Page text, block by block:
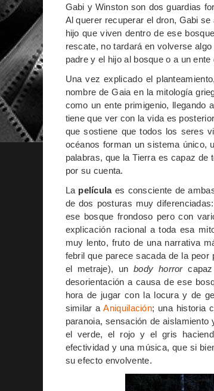
Gabi y Winston son dos guardias
Al querer recuperar el dron, Gabi
hijo que viven dentro de ese
rescate, no tardará en volverse
padre y el hijo al bosque o a un ente
Una vez explicado el
nombre de Gaia en la mitología
como un ente primigenio, llegando
tiene que ver con la vida es
que sostiene que todos los seres
océanos forman un sistema único,
palabras, que la Tierra es capaz
por su cuenta.
La películaes consciente de
de dos posturas muy
ese bosque frondoso pero con
explicación racional a toda esa
muy lento, fruto de una narrativa
febril que parece sacada de la
el metraje), unbody horrorcapaz
desorientación a causa de ese
hora de jugar con la locura y de
similar aAniquilación; una historia
paranoia, sensación de
el verde, el rojo y el gris
efectividad y una música, que si
su efecto envolvente.